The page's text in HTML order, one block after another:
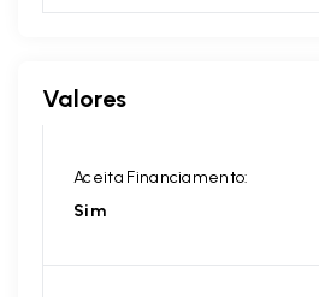
Valores
Aceita Financiamento:
Sim